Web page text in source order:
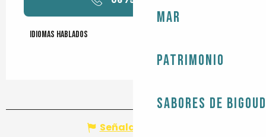
Mar
Patrimonio
Sabores de
Idiomas hablados
Idiomas hablados
Señalar un error